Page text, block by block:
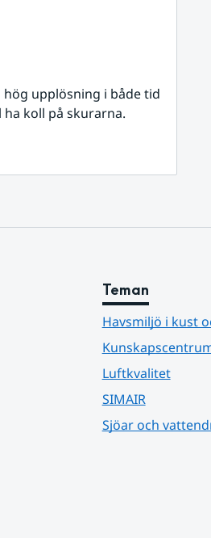
upplösning i både tid
koll på skurarna.
Teman
Havsmiljö i kust
Luftkvalitet
SIMAIR
Sjöar och